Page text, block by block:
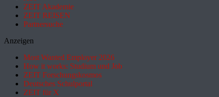
ZEIT Akademie
ZEIT REISEN
Partnersuche
Anzeigen
Most Wanted Employer 2026
How it works: Studium und Job
ZEIT Forschungskosmos
Deutsches Schulportal
ZEIT für X